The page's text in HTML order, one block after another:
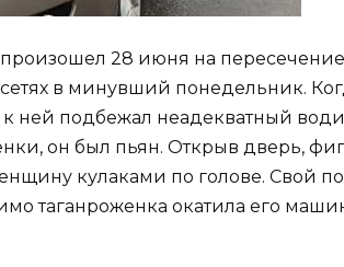
28 июня на
в минувший понедельник.
ней подбежал неадекватный
он был пьян. Открыв дверь,
кулаками по голове. Свой
таганроженка окатила его